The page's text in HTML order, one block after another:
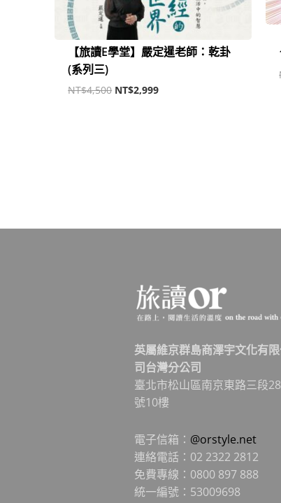
【旅讀E學堂】嚴定暹老師：乾卦
(系列三)
NT$4,500 NT$2,999
英屬維京群島商澤宇文化有
司台灣分公司
臺北市松山區南京東路三段
號10樓
電子信箱： @orstyle.net
連絡電話：02 2322 2812
免費專線：0800 897 888
統一編號：53009698